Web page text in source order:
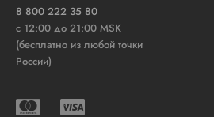
8 800 222 35 80
c 12:00 до 21:00 MSK
(бесплатно из любой точки
России)